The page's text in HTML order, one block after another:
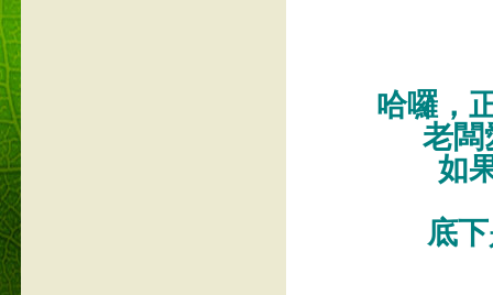
哈囉，
老闆
如
底